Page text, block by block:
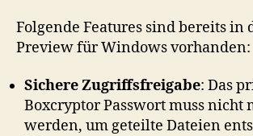
Folgende Features sind bereits in
Preview für Windows vorhanden:
Sichere Zugriffsfreigabe: Das
Boxcryptor Passwort muss nicht
werden, um geteilte Dateien